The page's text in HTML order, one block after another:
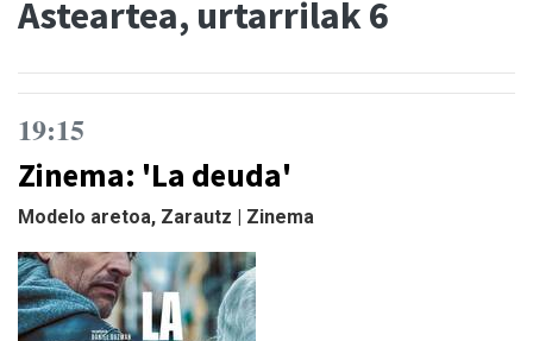
Asteartea, urtarrilak 6
19:15
Zinema: 'La deuda'
Modelo aretoa, Zarautz | Zinema